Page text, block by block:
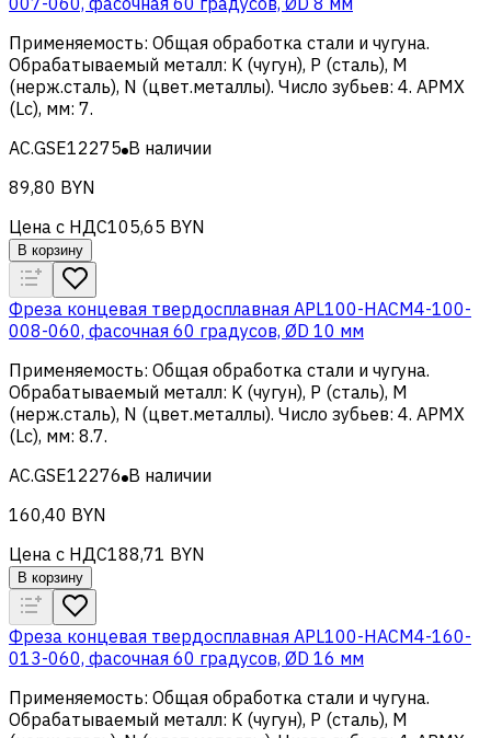
Применяемость: Общая обработка стали и чугуна.
Обрабатываемый металл: K (чугун), Р (сталь), M
(нерж.сталь), N (цвет.металлы). Число зубьев: 4. APMX
(Lc), мм: 7.
AC.GSE12275 В наличии
89,80 BYN
Цена с НДС105,65 BYN
В корзину
Фреза концевая твердосплавная APL100-HACM4-100-
008-060, фасочная 60 градусов, ØD 10 мм
Применяемость: Общая обработка стали и чугуна.
Обрабатываемый металл: K (чугун), Р (сталь), M
(нерж.сталь), N (цвет.металлы). Число зубьев: 4. APMX
(Lc), мм: 8.7.
AC.GSE12276 В наличии
160,40 BYN
Цена с НДС188,71 BYN
В корзину
Фреза концевая твердосплавная APL100-HACM4-160-
013-060, фасочная 60 градусов, ØD 16 мм
Применяемость: Общая обработка стали и чугуна.
Обрабатываемый металл: K (чугун), Р (сталь), M